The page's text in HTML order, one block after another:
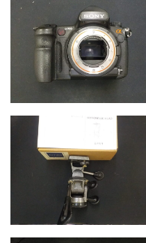
カテゴリー カメラ・レンズ
カテゴリー カメラ・レンズ